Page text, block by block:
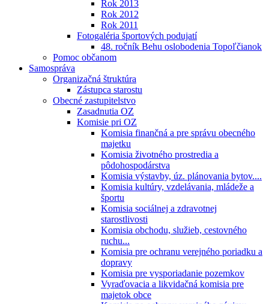
Rok 2013
Rok 2012
Rok 2011
Fotogaléria športových podujatí
48. ročník Behu oslobodenia Topoľčianok
Pomoc občanom
Samospráva
Organizačná štruktúra
Zástupca starostu
Obecné zastupitelstvo
Zasadnutia OZ
Komisie pri OZ
Komisia finančná a pre správu obecného
majetku
Komisia životného prostredia a
pôdohospodárstva
Komisia výstavby, úz. plánovania bytov....
Komisia kultúry, vzdelávania, mládeže a
športu
Komisia sociálnej a zdravotnej
starostlivosti
Komisia obchodu, služieb, cestovného
ruchu...
Komisia pre ochranu verejného poriadku a
dopravy
Komisia pre vysporiadanie pozemkov
Vyraďovacia a likvidačná komisia pre
majetok obce